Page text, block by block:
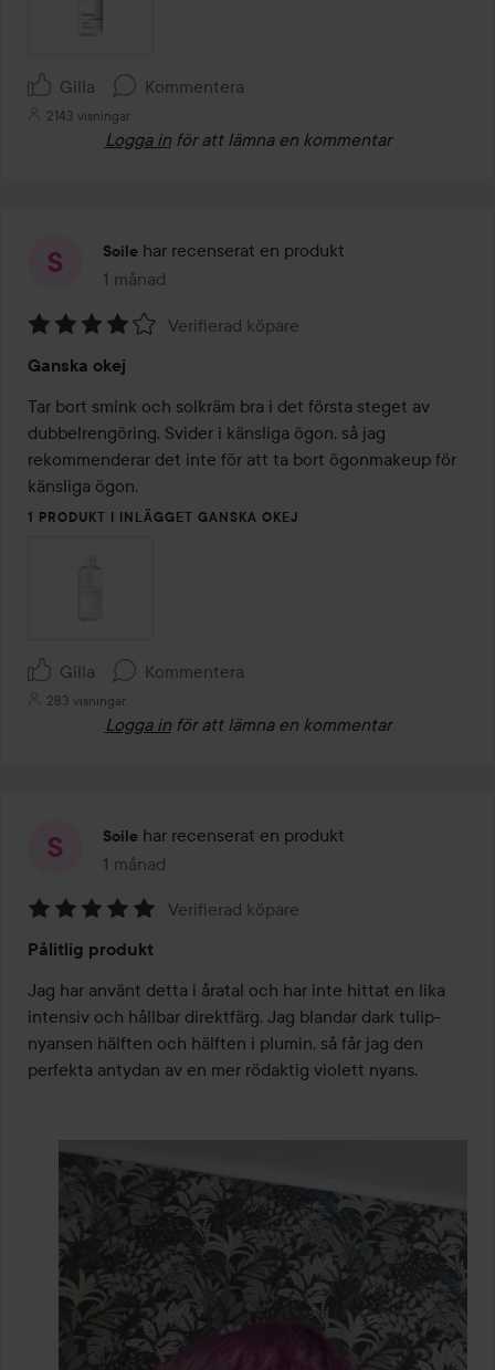
Gilla Kommentera
2143 visningar
Logga in för att lämna en kommentar
Soile har recenserat en produkt
1 månad
Inlägget skapades 1 månad
4
av
5
Verifierad köpare
Ganska okej
Tar bort smink och solkräm bra i det första steget av
dubbelrengöring. Svider i känsliga ögon, så jag
rekommenderar det inte för att ta bort ögonmakeup för
känsliga ögon.
1 PRODUKT I INLÄGGET GANSKA OKEJ
Gilla Kommentera
283 visningar
Logga in för att lämna en kommentar
Soile har recenserat en produkt
1 månad
Inlägget skapades 1 månad
5
av
5
Verifierad köpare
Pålitlig produkt
Jag har använt detta i åratal och har inte hittat en lika
intensiv och hållbar direktfärg. Jag blandar dark tulip-
nyansen hälften och hälften i plumin, så får jag den
perfekta antydan av en mer rödaktig violett nyans.